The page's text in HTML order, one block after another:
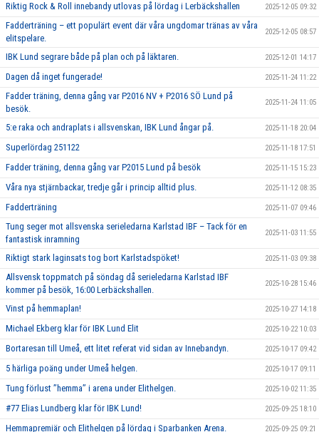
Riktig Rock & Roll innebandy utlovas på lördag i Lerbäckshallen 2025-12-05 09:32
Fadderträning – ett populärt event där våra ungdomar tränas av våra
elitspelare.
2025-12-05 08:57
IBK Lund segrare både på plan och på läktaren. 2025-12-01 14:17
Dagen då inget fungerade! 2025-11-24 11:22
Fadder träning, denna gång var P2016 NV + P2016 SÖ Lund på
besök.
2025-11-24 11:05
5:e raka och andraplats i allsvenskan, IBK Lund ångar på. 2025-11-18 20:04
Superlördag 251122 2025-11-18 17:51
Fadder träning, denna gång var P2015 Lund på besök 2025-11-15 15:23
Våra nya stjärnbackar, tredje går i princip alltid plus. 2025-11-12 08:35
Fadderträning 2025-11-07 09:46
Tung seger mot allsvenska serieledarna Karlstad IBF – Tack för en
fantastisk inramning
2025-11-03 11:55
Riktigt stark laginsats tog bort Karlstadspöket! 2025-11-03 09:38
Allsvensk toppmatch på söndag då serieledarna Karlstad IBF
kommer på besök, 16:00 Lerbäckshallen.
2025-10-28 15:46
Vinst på hemmaplan! 2025-10-27 14:18
Michael Ekberg klar för IBK Lund Elit 2025-10-22 10:03
Bortaresan till Umeå, ett litet referat vid sidan av Innebandyn. 2025-10-17 09:42
5 härliga poäng under Umeå helgen. 2025-10-17 09:11
Tung förlust ’’hemma’’ i arena under Elithelgen. 2025-10-02 11:35
#77 Elias Lundberg klar för IBK Lund! 2025-09-25 18:10
Hemmapremiär och Elithelgen på lördag i Sparbanken Arena. 2025-09-25 09:21